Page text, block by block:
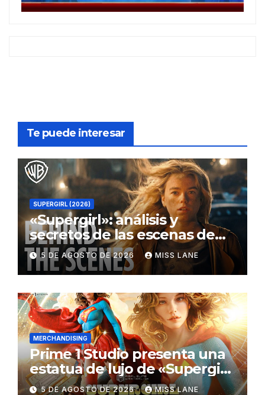
Te puede interesar
SUPERGIRL (2026)
«Supergirl»: análisis y
secretos de las escenas de
lucha
5 DE AGOSTO DE 2026 MISS LANE
MERCHANDISING
Prime 1 Studio presenta una
estatua de lujo de «Supergirl:
La Mujer del Mañana»
5 DE AGOSTO DE 2026 MISS LANE